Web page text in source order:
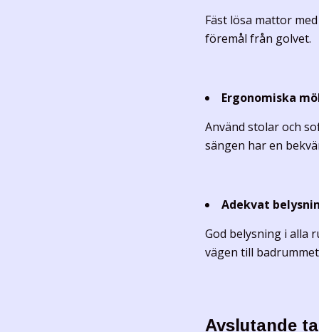
Fäst lösa mattor med
föremål från golvet.
Ergonomiska
Använd stolar och
sängen har en
Adekvat
God belysning i alla
vägen till
Avslutande